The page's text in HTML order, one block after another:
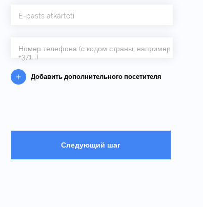
E-pasts atkārtoti
Номер телефона (с кодом страны, например
+371...)
Добавить дополнительного посетителя
Следующий шаг